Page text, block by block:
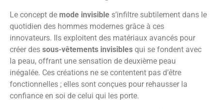
Le concept de mode invisible s’infiltre subtilement dans le
quotidien des hommes modernes grâce à ces
innovateurs. Ils exploitent des matériaux avancés pour
créer des sous-vêtements invisibles qui se fondent avec
la peau, offrant une sensation de deuxième peau
inégalée. Ces créations ne se contentent pas d’être
fonctionnelles ; elles sont conçues pour rehausser la
confiance en soi de celui qui les porte.